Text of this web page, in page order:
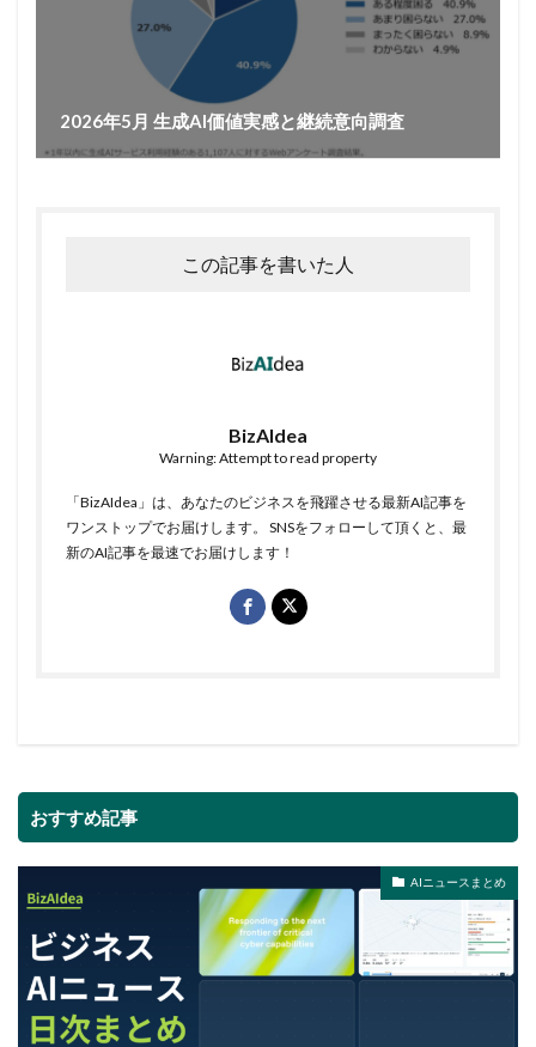
2026年5月 生成AI価値実感と継続意向調査
この記事を書いた人
BizAIdea
Warning: Attempt to read property
「BizAIdea」は、あなたのビジネスを飛躍させる最新AI記事を
ワンストップでお届けします。 SNSをフォローして頂くと、最
新のAI記事を最速でお届けします！
おすすめ記事
AIニュースまとめ